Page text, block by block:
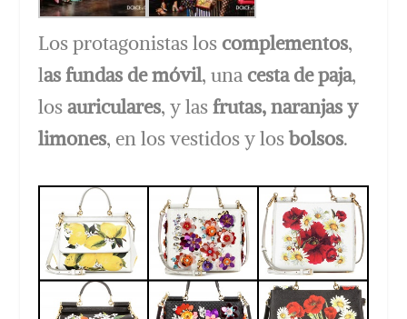
Los protagonistas los complementos,
las fundas de móvil, una cesta de paja,
losauriculares, y lasfrutas, naranjas y
limones, en los vestidos y losbolsos.